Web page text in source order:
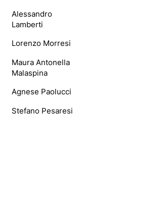
Alessandro
Lamberti
Lorenzo Morresi
Maura Antonella
Malaspina
Agnese Paolucci
Stefano Pesaresi